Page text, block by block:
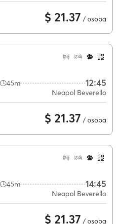
$ 21.37 / osoba
45m 12:45
Neapol Beverello
$ 21.37 / osoba
45m 14:45
Neapol Beverello
$ 21.37 / osoba